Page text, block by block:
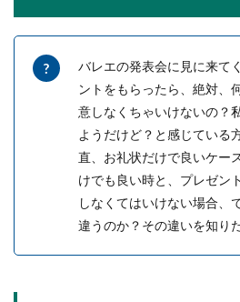
バレエの発表会に見に来て
ントをもらったら、絶対、
意しなくちゃいけないの？
ようだけど？と感じている
直、お礼状だけで良いケー
けでも良い時と、プレゼン
しなくてはいけない場合、
違うのか？その違いを知り